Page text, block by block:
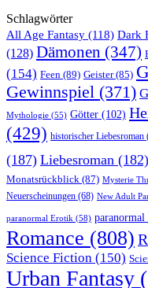
Schlagwörter
All Age Fantasy (118) Dark
(128) Dämonen (347)
(154) Feen (89) Geister(85)
Gewinnspiel (371)
Mythologie (55) Götter (102)
(429) historischer Liebesroman
(187) Liebesroman (182)
Monatsrückblick (87) Mysterie
Neuerscheinungen (68) New Adult
paranormal Erotik (58)
Romance (808)
Science Fiction (150)
Urban Fantasy